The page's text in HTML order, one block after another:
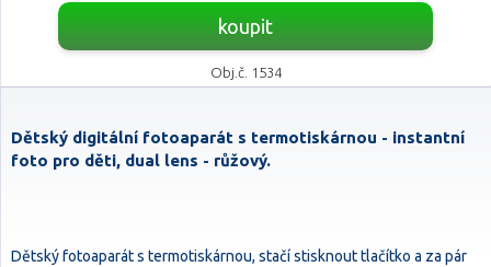
koupit
Obj.č. 1534
Dětský digitální fotoaparát s termotiskárnou - instantní
foto pro děti, dual lens - růžový.
Dětský fotoaparát s termotiskárnou, stačí stisknout tlačítko a za pár